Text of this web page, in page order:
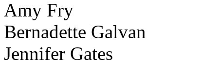
Amy Fry
Bernadette Galvan
Jennifer Gates